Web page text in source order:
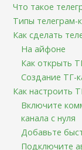
Что такое
Типы телеграм-
Как сделать
На айфоне
Как открыть
Создание ТГ-
Как настроить
Включите
канала с нуля
Добавьте
Подключите